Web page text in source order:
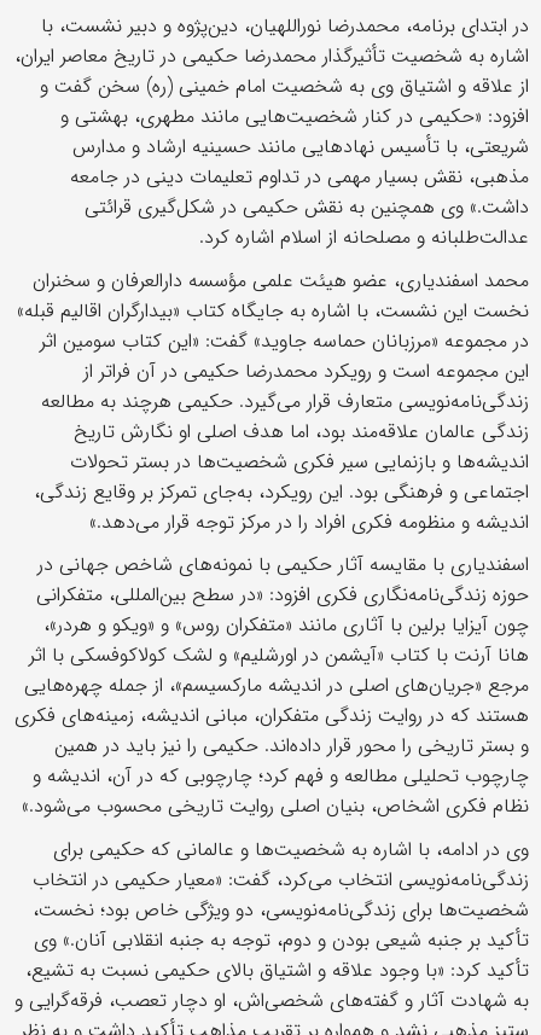
در ابتدای برنامه، محمدرضا نوراللهیان، دین‌پژوه و دبیر نشست، با
اشاره به شخصیت تأثیرگذار محمدرضا حکیمی در تاریخ معاصر ایران،
از علاقه و اشتیاق وی به شخصیت امام خمینی (ره) سخن گفت و
افزود: «حکیمی در کنار شخصیت‌هایی مانند مطهری، بهشتی و
شریعتی، با تأسیس نهادهایی مانند حسینیه ارشاد و مدارس
مذهبی، نقش بسیار مهمی در تداوم تعلیمات دینی در جامعه
داشت.» وی همچنین به نقش حکیمی در شکل‌گیری قرائتی
عدالت‌طلبانه و مصلحانه از اسلام اشاره کرد.
محمد اسفندیاری، عضو هیئت علمی مؤسسه دارالعرفان و سخنران
نخست این نشست، با اشاره به جایگاه کتاب «بیدارگران اقالیم قبله»
در مجموعه «مرزبانان حماسه جاوید» گفت: «این کتاب سومین اثر
این مجموعه است و رویکرد محمدرضا حکیمی در آن فراتر از
زندگی‌نامه‌نویسی متعارف قرار می‌گیرد. حکیمی هرچند به مطالعه
زندگی عالمان علاقه‌مند بود، اما هدف اصلی او نگارش تاریخ
اندیشه‌ها و بازنمایی سیر فکری شخصیت‌ها در بستر تحولات
اجتماعی و فرهنگی بود. این رویکرد، به‌جای تمرکز بر وقایع زندگی،
اندیشه و منظومه فکری افراد را در مرکز توجه قرار می‌دهد.»
اسفندیاری با مقایسه آثار حکیمی با نمونه‌های شاخص جهانی در
حوزه زندگی‌نامه‌نگاری فکری افزود: «در سطح بین‌المللی، متفکرانی
چون آیزایا برلین با آثاری مانند «متفکران روس» و «ویکو و هردر»،
هانا آرنت با کتاب «آیشمن در اورشلیم» و لشک کولاکوفسکی با اثر
مرجع «جریان‌های اصلی در اندیشه مارکسیسم»، از جمله چهره‌هایی
هستند که در روایت زندگی متفکران، مبانی اندیشه، زمینه‌های فکری
و بستر تاریخی را محور قرار داده‌اند. حکیمی را نیز باید در همین
چارچوب تحلیلی مطالعه و فهم کرد؛ چارچوبی که در آن، اندیشه و
نظام فکری اشخاص، بنیان اصلی روایت تاریخی محسوب می‌شود.»
وی در ادامه، با اشاره به شخصیت‌ها و عالمانی که حکیمی برای
زندگی‌نامه‌نویسی انتخاب می‌کرد، گفت: «معیار حکیمی در انتخاب
شخصیت‌ها برای زندگی‌نامه‌نویسی، دو ویژگی خاص بود؛ نخست،
تأکید بر جنبه شیعی بودن و دوم، توجه به جنبه انقلابی آنان.» وی
تأکید کرد: «با وجود علاقه و اشتیاق بالای حکیمی نسبت به تشیع،
به شهادت آثار و گفته‌های شخصی‌اش، او دچار تعصب، فرقه‌گرایی و